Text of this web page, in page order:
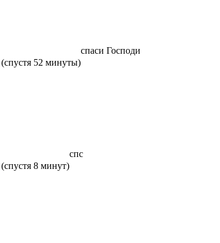
(спустя 52 минуты)
спаси Господи
(спустя 8 минут)
спс